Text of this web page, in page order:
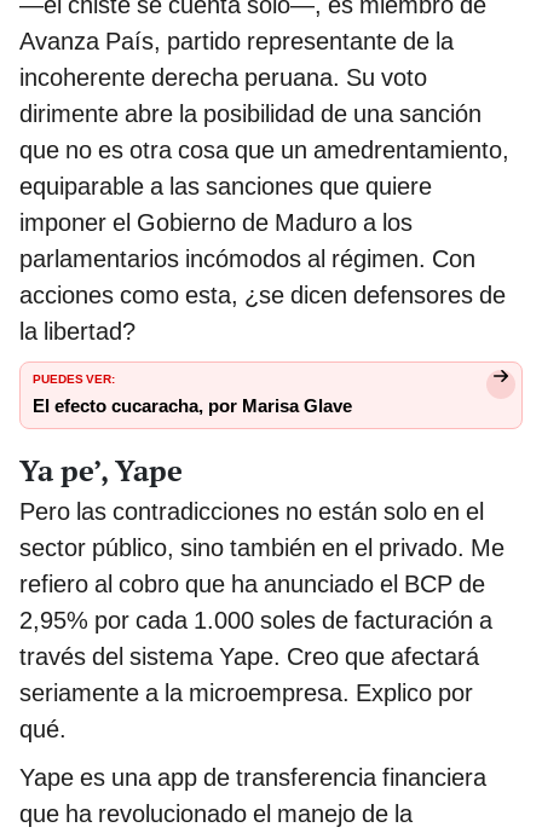
Avanza País, partido representante de la
incoherente derecha peruana. Su voto
dirimente abre la posibilidad de una sanción
que no es otra cosa que un amedrentamiento,
equiparable a las sanciones que quiere
imponer el Gobierno de Maduro a los
parlamentarios incómodos al régimen. Con
acciones como esta, ¿se dicen defensores de
la libertad?
PUEDES VER:
El efecto cucaracha, por Marisa Glave
Ya pe’, Yape
Pero las contradicciones no están solo en el
sector público, sino también en el privado. Me
refiero al cobro que ha anunciado el BCP de
2,95% por cada 1.000 soles de facturación a
través del sistema Yape. Creo que afectará
seriamente a la microempresa. Explico por
qué.
Yape es una app de transferencia financiera
que ha revolucionado el manejo de la